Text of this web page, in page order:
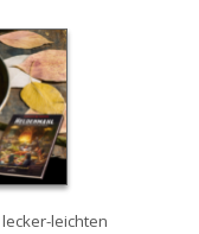
leichten